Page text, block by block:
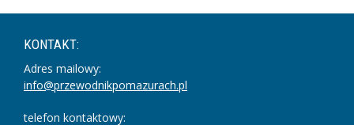
KONTAKT:
Adres mailowy:
info@przewodnikpomazurach.pl
telefon kontaktowy: